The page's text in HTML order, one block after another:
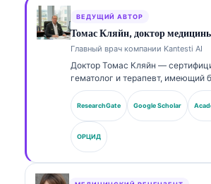
ВЕДУЩИЙ АВТОР
Томас Кляйн, доктор
Главный врач компании Kantesti AI
Доктор Томас Кляйн —
гематолог и терапевт, имеющий
опыта в лабораторной медицине
анализе с помощью ИИ. В
врача (Chief Medical Officer) в
осуществляет клинический
медицинской точностью
нейронной сети. Доктор Кляйн
публиковался по вопросам
биомаркеров и лабораторной
ResearchGate Google Scholar
ОРЦИД